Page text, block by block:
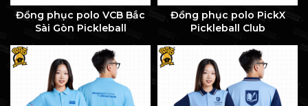
Đồng phục polo VCB Bắc
Sài Gòn Pickleball
Đồng phục polo PickX
Pickleball Club